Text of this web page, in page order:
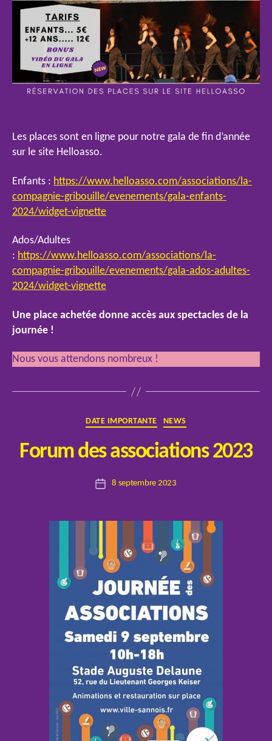
Les places sont en ligne pour notre gala de fin d’année
sur le site Helloasso.
Enfants : https://www.helloasso.com/associations/la-
compagnie-gribouille/evenements/gala-enfants-
2024/widget-vignette
Ados/Adultes
: https://www.helloasso.com/associations/la-
compagnie-gribouille/evenements/gala-ados-adultes-
2024/widget-vignette
Une place achetée donne accès aux spectacles de la
journée !
Nous vous attendons nombreux !
Catégories
DATE IMPORTANTE NEWS
Forum des associations 2023
Auteur
P
a
E
Date8 septembre 2023